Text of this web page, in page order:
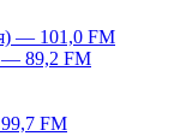
— 101,0 FM
— 89,2 FM
FM